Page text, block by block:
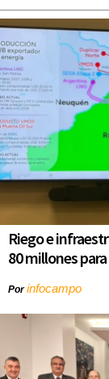
Riego e
80 millones
Porinfocampo